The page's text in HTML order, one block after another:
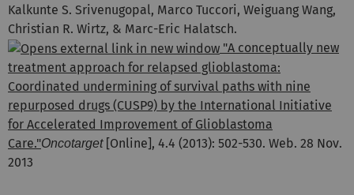
Kalkunte S. Srivenugopal, Marco Tuccori, Weiguang Wang,
Christian R. Wirtz, & Marc-Eric Halatsch.
"A conceptually new
treatment approach for relapsed glioblastoma:
Coordinated undermining of survival paths with nine
repurposed drugs (CUSP9) by the International Initiative
for Accelerated Improvement of Glioblastoma
Care."Oncotarget[Online], 4.4 (2013): 502-530. Web. 28 Nov.
2013